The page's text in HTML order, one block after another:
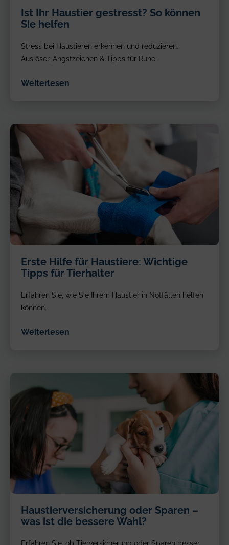
Ist Ihr Haustier gestresst? So können
Sie helfen
Stress bei Haustieren erkennen und reduzieren.
Auslöser, Angstzeichen & Tipps für Ruhe.
Weiterlesen
Erste Hilfe für Haustiere: Wichtige
Tipps für Tierhalter
Erfahren Sie, wie Sie Ihrem Haustier in Notfällen helfen
können.
Weiterlesen
Haustierversicherung oder Sparen –
was ist die bessere Wahl?